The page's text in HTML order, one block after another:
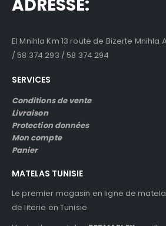
ADRESSE:
El Mnihla Km 13 route de Bizerte Mnihla
/ 58 374 293 / 58 374 294
SERVICES
Conditions de vente
Livraison
Protection données
Mon compte
Panier
MATELAS TUNISIE
Le premier magasin en ligne de
de literie en Tunisie